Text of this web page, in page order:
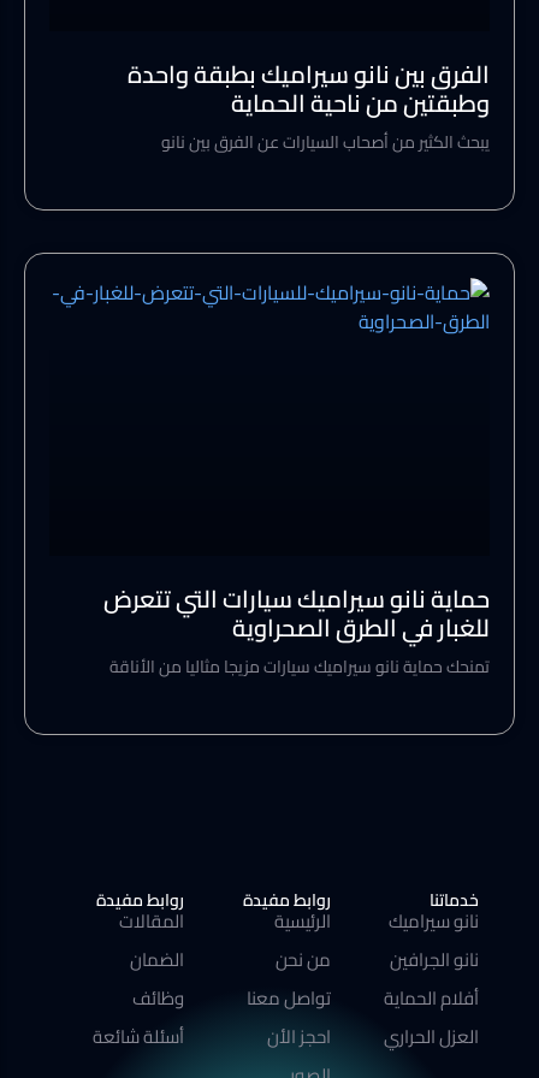
الفرق بين نانو سيراميك بطبقة واحدة
وطبقتين من ناحية الحماية
يبحث الكثير من أصحاب السيارات عن الفرق بين نانو
حماية نانو سيراميك سيارات التي تتعرض
للغبار في الطرق الصحراوية
تمنحك حماية نانو سيراميك سيارات مزيجا مثاليا من الأناقة
خدماتنا
نانو سيراميك
نانو الجرافين
أفلام الحماية
العزل الحراري
روابط مفيدة
الرئيسية
من نحن
تواصل معنا
احجز الأن
روابط مفيدة
المقالات
الضمان
وظائف
أسئلة شائعة